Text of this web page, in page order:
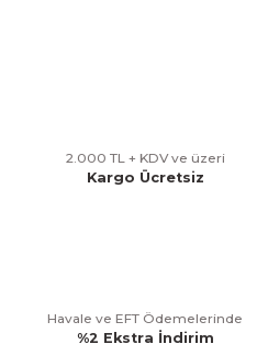
2.000 TL + KDV ve üzeri
Kargo Ücretsiz
Havale ve EFT Ödemelerinde
%2 Ekstra İndirim